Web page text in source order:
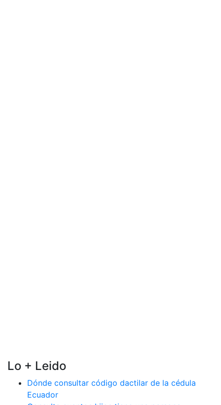
Lo + Leido
Dónde consultar código dactilar de la cédula
Ecuador